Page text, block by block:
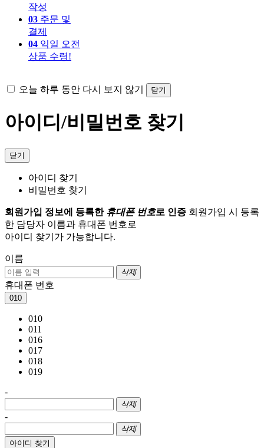
작성
03 주문 및
결제
04 익일 오전
상품 수령!
오늘 하루 동안 다시 보지 않기 닫기
아이디/비밀번호 찾기
닫기
아이디 찾기
비밀번호 찾기
회원가입 정보에 등록한 휴대폰 번호로 인증 회원가입 시 등록
한 담당자 이름과 휴대폰 번호로
아이디 찾기가 가능합니다.
이름
삭제
휴대폰 번호
010
010
011
016
017
018
019
-
삭제
-
삭제
아이디 찾기